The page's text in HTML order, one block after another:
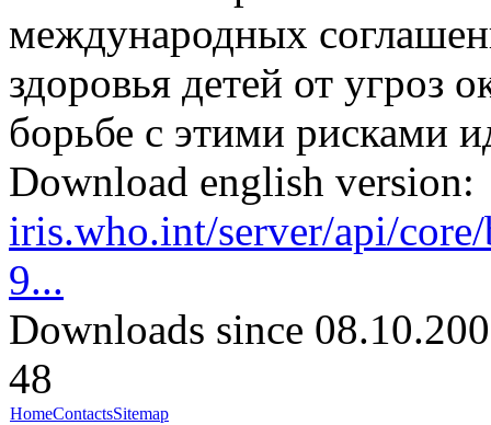
международных
здоровья детей от угроз
борьбе с этими рисками
Download english version:
iris.who.int/server/api/
9...
Downloads since
48
HomeContactsSitemap